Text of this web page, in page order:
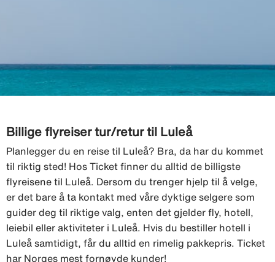
Billige flyreiser tur/retur til Luleå
Planlegger du en reise til Luleå? Bra, da har du kommet
til riktig sted! Hos Ticket finner du alltid de billigste
flyreisene til Luleå. Dersom du trenger hjelp til å velge,
er det bare å ta kontakt med våre dyktige selgere som
guider deg til riktige valg, enten det gjelder fly, hotell,
leiebil eller aktiviteter i Luleå. Hvis du bestiller hotell i
Luleå samtidigt, får du alltid en rimelig pakkepris. Ticket
har Norges mest fornøyde kunder!